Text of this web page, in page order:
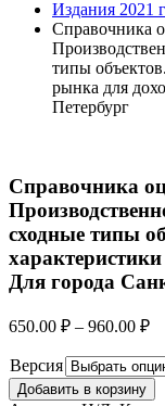
Издания 2021
Справочника
типы
рынка для
Петербург
Справочника
сходные типы
Для города
650.00 ₽ – 960.00 ₽
Версия
Добавить в корзину